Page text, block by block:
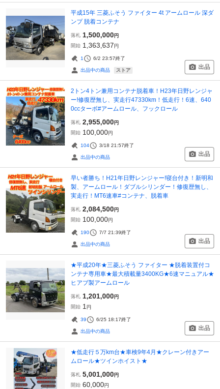
平成15年 三菱ふそう ファイター 4t アームロール 深ダ
ンプ 脱着コンテナ
落札 1,500,000円
開始 1,363,637円
1 6/2 23:57終了
出品中の商品 ストア 出品
2トン4トン兼用コンテナ脱着車！H23年日野レンジャ
ー!修復歴無し、実走行47330km！低走行！6速、640
0ccターボ#アームロール、フックロール
落札 2,955,000円
開始 100,000円
104 3/18 21:57終了
出品中の商品 出品
早い者勝ち！H21年日野レンジャー!寝台付き！新明和
製、アームロール！ダブルシリンダー！修復歴無し、
実走行！MT6速車#コンテナ、脱着車
落札 2,084,500円
開始 100,000円
190 7/7 21:39終了
出品中の商品 出品
★平成20年★三菱ふそう ファイター ★脱着装置付コ
ンテナ専用車★最大積載量3400KG★6速マニュアル★
ヒアブ製アームロール
落札 1,201,000円
開始 1 円
39 6/25 18:17終了
出品中の商品 出品
★低走行５万km台★車検9年4月★クレーン付きアー
ムロール★ツインホイスト★
落札 5,001,000円
開始 60,000円